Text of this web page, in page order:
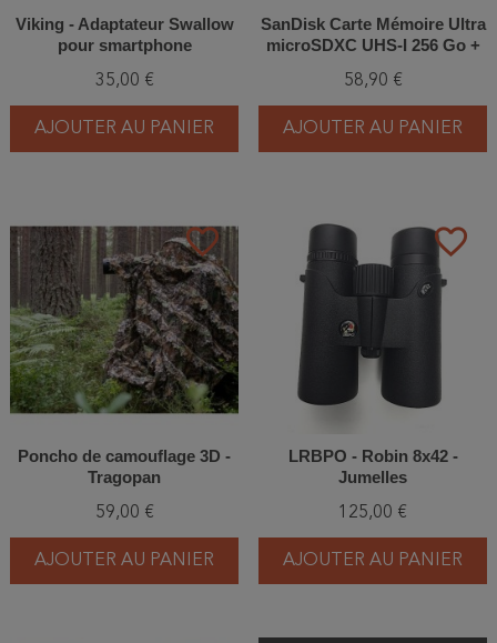
Viking - Adaptateur Swallow
pour smartphone
35,00 €
AJOUTER AU PANIER
SanDisk Carte Mémoire Ultra
microSDXC UHS-I 256 Go +
58,90 €
AJOUTER AU PANIER
favorite_border
Poncho de camouflage 3D -
Tragopan
59,00 €
AJOUTER AU PANIER
favorite_border
LRBPO - Robin 8x42 -
Jumelles
125,00 €
AJOUTER AU PANIER